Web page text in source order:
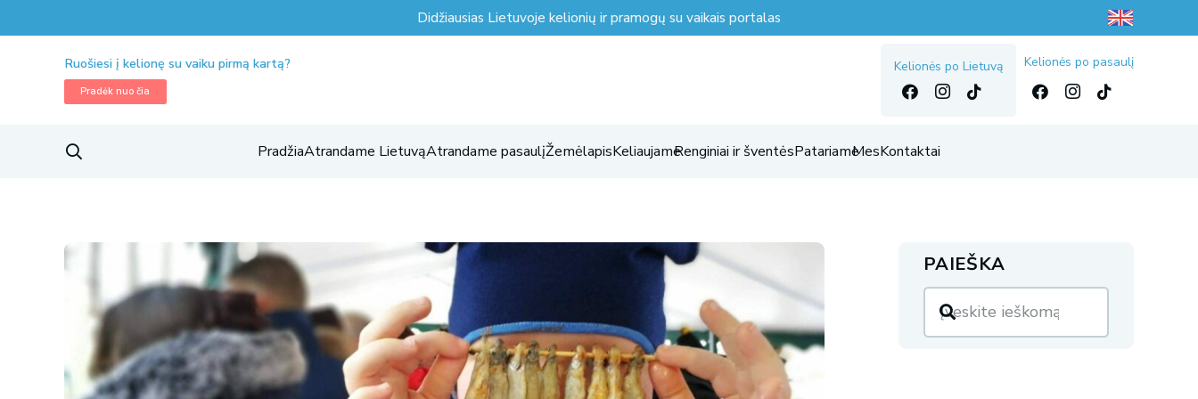
Didžiausias Lietuvoje kelionių ir pramogų su vaikais portalas
Ruošiesi į kelionę su vaiku pirmą kartą?
Pradėk nuo čia
Kelionės po Lietuvą Kelionės po pasaulį
PradžiaAtrandame LietuvąAtrandame pasaulįŽemėlapisKeliaujameRenginiai ir šventėsPatariameMesKontaktai
PAIEŠKA